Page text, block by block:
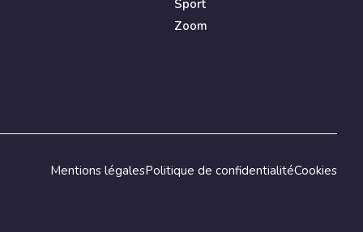
Sport
Zoom
Mentions légalesPolitique de confidentialitéCookies